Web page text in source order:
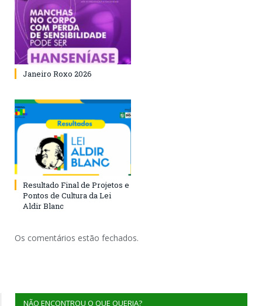
Janeiro Roxo 2026
Resultado Final de Projetos e
Pontos de Cultura da Lei
Aldir Blanc
Os comentários estão fechados.
NÃO ENCONTROU O QUE QUERIA?